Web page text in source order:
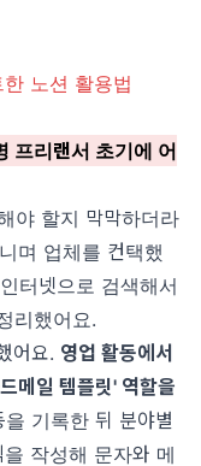
한 노션 활용법
프리랜서 초기에 어
야 할지 막막하더라
며 업체를 컨택했
터넷으로 검색해서
리했어요.
어요. 영업 활동에서
메일 템플릿' 역할을
기록한 뒤 분야별
작성해 문자와 메